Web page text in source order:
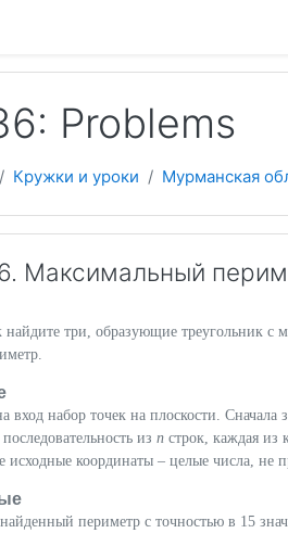
Problems
Кружки и уроки Мурманская
Максимальный
найдите три, образующие треугольник с
вход набор точек на плоскости. Сначала
из n строк, каждая из
исходные координаты – целые числа, не
периметр с точностью в 15